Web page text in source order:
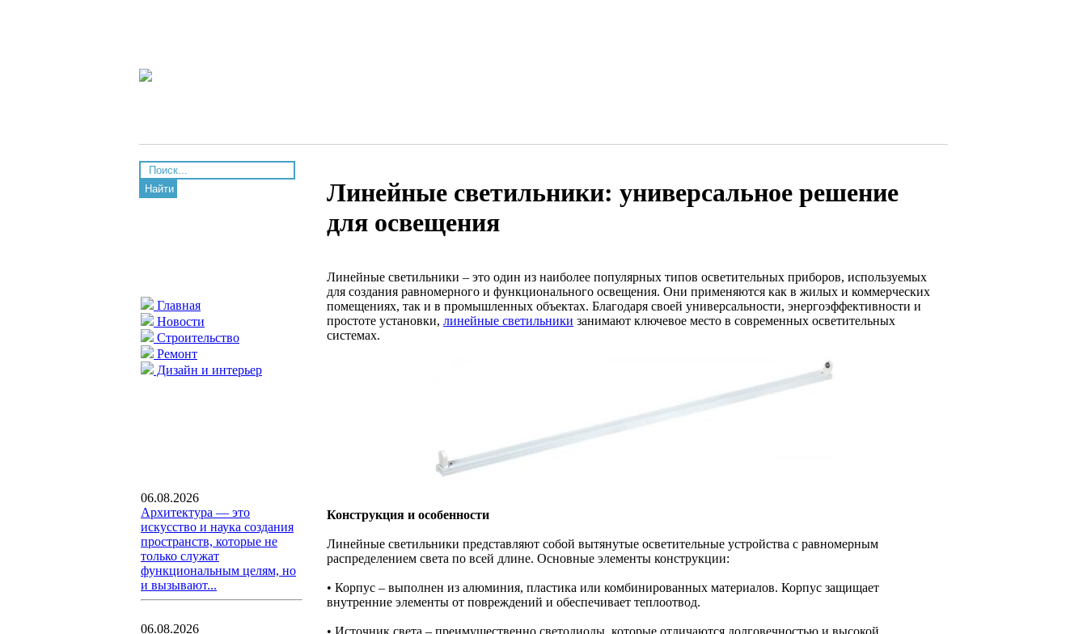
Найти
Главная
Новости
Строительство
Ремонт
Дизайн и интерьер
06.08.2026
Архитектура — это
искусство и наука создания
пространств, которые не
только служат
функциональным целям, но
и вызывают...
06.08.2026
Линейные светильники: универсальное решение
для освещения
Линейные светильники – это один из наиболее популярных типов осветительных приборов, используемых
для создания равномерного и функционального освещения. Они применяются как в жилых и коммерческих
помещениях, так и в промышленных объектах. Благодаря своей универсальности, энергоэффективности и
простоте установки, линейные светильники занимают ключевое место в современных осветительных
системах.
Конструкция и особенности
Линейные светильники представляют собой вытянутые осветительные устройства с равномерным
распределением света по всей длине. Основные элементы конструкции:
• Корпус – выполнен из алюминия, пластика или комбинированных материалов. Корпус защищает
внутренние элементы от повреждений и обеспечивает теплоотвод.
• Источник света – преимущественно светодиоды, которые отличаются долговечностью и высокой